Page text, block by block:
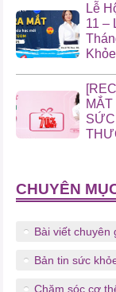
Lễ
11 –
CHUYÊN
Bài viết chuyên
Bản tin sức
Chăm sóc cơ